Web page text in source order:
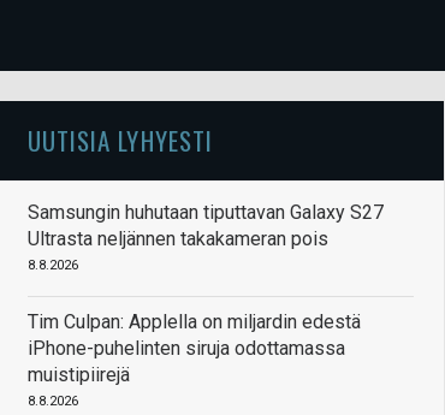
UUTISIA LYHYESTI
Samsungin huhutaan tiputtavan Galaxy S27
Ultrasta neljännen takakameran pois
8.8.2026
Tim Culpan: Applella on miljardin edestä
iPhone-puhelinten siruja odottamassa
muistipiirejä
8.8.2026